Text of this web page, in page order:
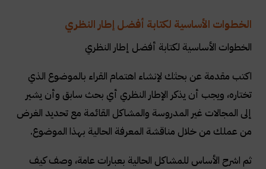
الخطوات الأساسية لكتابة أفضل إطار النظري
الخطوات الأساسية لكتابة أفضل إطار النظري
اكتب مقدمة عن بحثك لإنشاء اهتمام القراء بالموضوع الذي
تختاره، ويجب أن يذكر الإطار النظري أي بحث سابق وأن يشير
إلى المجالات غير المدروسة والمشاكل القائمة مع تحديد الغرض
من عملك من خلال مناقشة المعرفة الحالية بهذا الموضوع.
ثم اشرح الأساس للمشاكل الحالية بعبارات عامة، وصف كيف